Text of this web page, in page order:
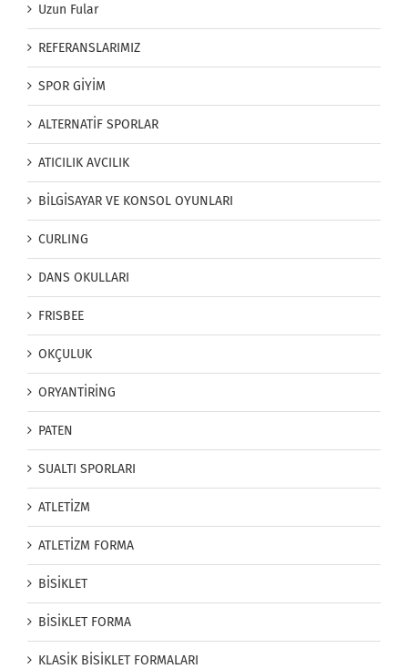
Uzun Fular
REFERANSLARIMIZ
SPOR GİYİM
ALTERNATİF SPORLAR
ATICILIK AVCILIK
BİLGİSAYAR VE KONSOL OYUNLARI
CURLING
DANS OKULLARI
FRISBEE
OKÇULUK
ORYANTİRİNG
PATEN
SUALTI SPORLARI
ATLETİZM
ATLETİZM FORMA
BİSİKLET
BİSİKLET FORMA
KLASİK BİSİKLET FORMALARI